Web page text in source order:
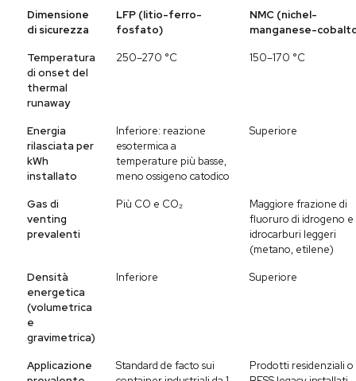
Dimensione
di sicurezza
LFP (litio-ferro-
fosfato)
NMC (nichel-
manganese-
Temperatura
di onset del
thermal
runaway
250–270 °C 150–170 °C
Energia
rilasciata per
kWh
installato
Inferiore: reazione
esotermica a
temperature più basse,
meno ossigeno catodico
Superiore
Gas di
venting
prevalenti
Più CO e CO₂
Maggiore frazione di
fluoruro di idrogeno e
idrocarburi leggeri
(metano, etilene)
Densità
energetica
(volumetrica
e
gravimetrica)
Inferiore Superiore
Applicazione
Standard de facto sui
Prodotti residenziali o